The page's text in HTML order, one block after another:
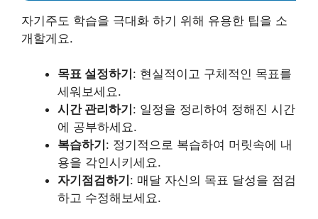
자기주도 학습을 극대화 하기 위해 유용한 팁을 소
개할게요.
목표 설정하기 : 현실적이고 구체적인 목표를
세워보세요.
시간 관리하기 : 일정을 정리하여 정해진 시간
에 공부하세요.
복습하기 : 정기적으로 복습하여 머릿속에 내
용을 각인시키세요.
자기점검하기 : 매달 자신의 목표 달성을 점검
하고 수정해보세요.